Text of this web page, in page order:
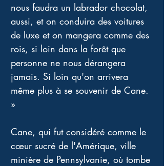
nous faudra un labrador chocolat,
aussi, et on conduira des voitures
de luxe et on mangera comme des
rois, si loin dans la forêt que
personne ne nous dérangera
jamais. Si loin qu'on arrivera
même plus à se souvenir de Cane.
»
Cane, qui fut considéré comme le
cœur sucré de l'Amérique, ville
minière de Pennsylvanie, où tombe